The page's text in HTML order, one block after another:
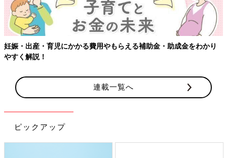
妊娠・出産・育児にかかる費用やもらえる補助金・助成金をわかり
やすく解説！
連載一覧へ
ピックアップ